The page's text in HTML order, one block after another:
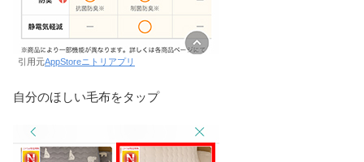
引用元AppStoreニトリアプリ
自分のほしい毛布をタップ